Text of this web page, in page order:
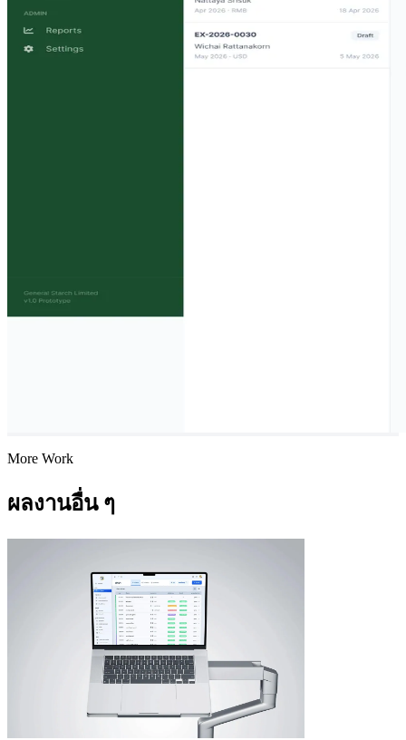
More Work
ผลงานอื่น ๆ